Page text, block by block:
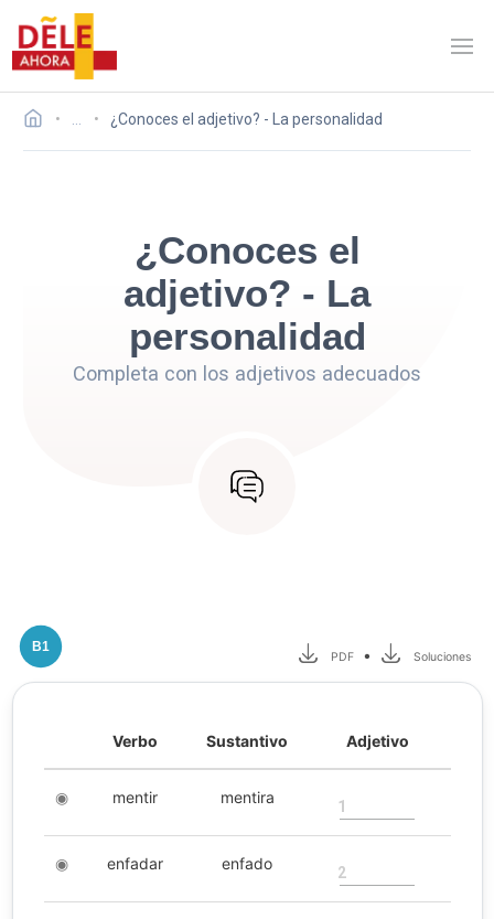
¿Conoces el adjetivo? - La personalidad
¿Conoces el
adjetivo? - La
personalidad
Completa con los adjetivos adecuados
B1
PDF • Soluciones
Verbo Sustantivo Adjetivo
◉ mentir mentira 1
◉ enfadar enfado 2